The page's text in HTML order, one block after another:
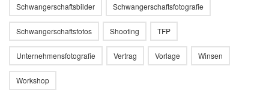
Schwangerschaftsbilder Schwangerschaftsfotografie
Schwangerschaftsfotos Shooting TFP
Unternehmensfotografie Vertrag Vorlage Winsen
Workshop